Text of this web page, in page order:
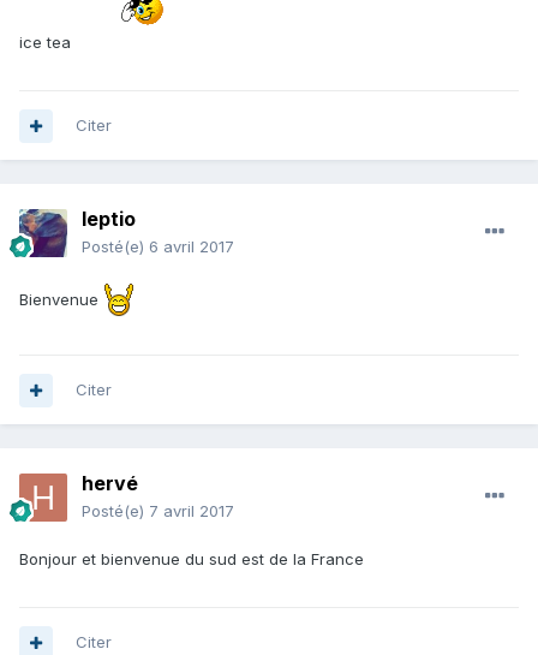
ice tea
Citer
leptio
Posté(e) 6 avril 2017
Bienvenue
Citer
hervé
Posté(e) 7 avril 2017
Bonjour et bienvenue du sud est de la France
Citer